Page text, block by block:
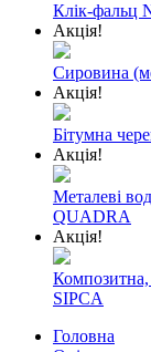
Клік-фальц
Акція!
Сировина
Акція!
Бітумна
Акція!
Металеві
QUADRA
Акція!
SIPCA
Головна